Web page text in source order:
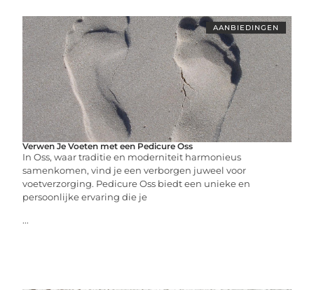
AANBIEDINGEN
Verwen Je Voeten met een Pedicure Oss
In Oss, waar traditie en moderniteit harmonieus
samenkomen, vind je een verborgen juweel voor
voetverzorging. Pedicure Oss biedt een unieke en
persoonlijke ervaring die je
...